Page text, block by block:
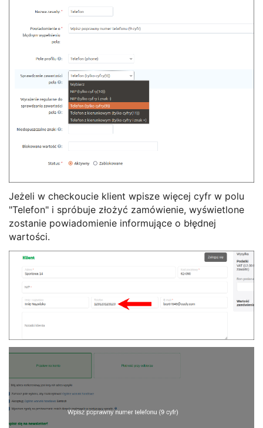
Jeżeli w checkoucie klient wpisze więcej cyfr w polu
"Telefon" i spróbuje złożyć zamówienie, wyświetlone
zostanie powiadomienie informujące o błędnej
wartości.